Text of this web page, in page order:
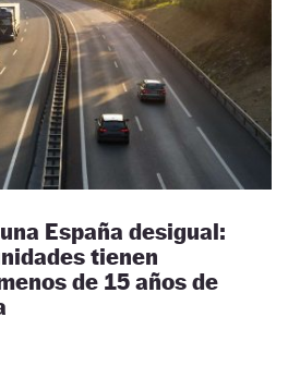
España desigual:
tienen
de 15 años de